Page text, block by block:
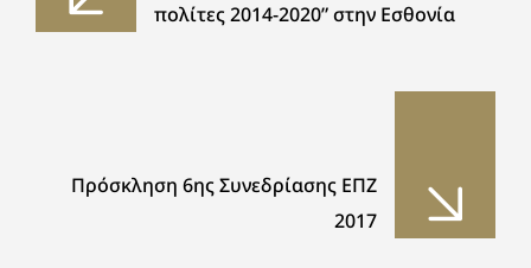
πολίτες 2014-2020” στην Εσθονία
Πρόσκληση 6ης Συνεδρίασης ΕΠΖ
2017